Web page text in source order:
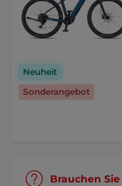
Neuheit
Sonderangebot
Brauchen Sie